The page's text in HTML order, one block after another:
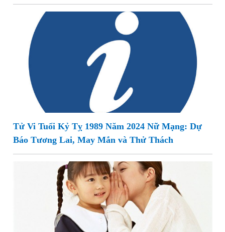
Tử Vi Tuổi Kỷ Tỵ 1989 Năm 2024 Nữ Mạng: Dự
Báo Tương Lai, May Mắn và Thử Thách